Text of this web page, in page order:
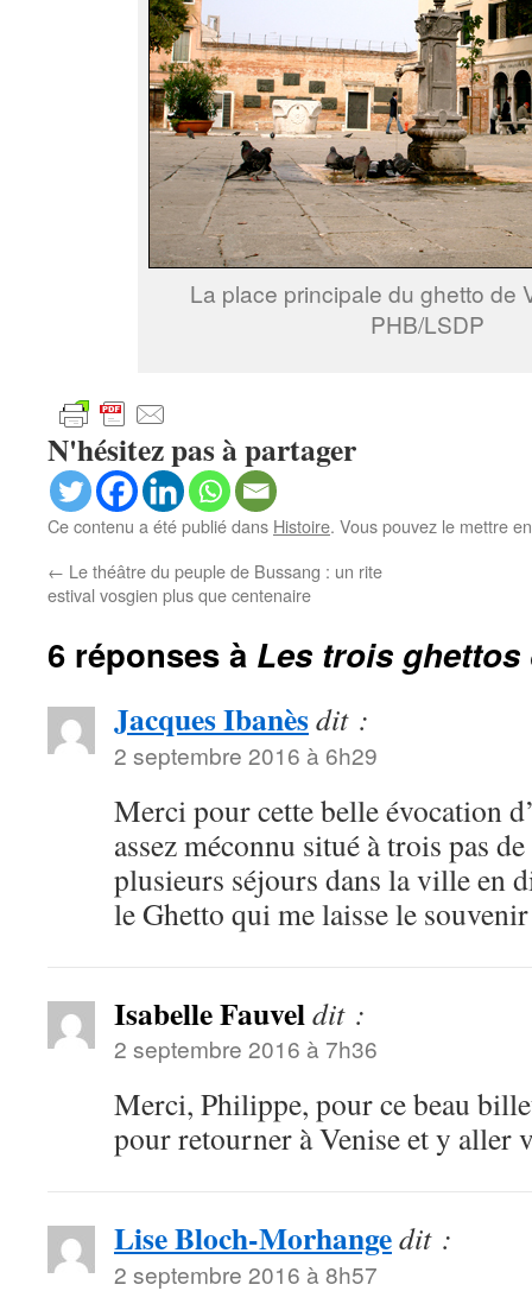
La place principale du ghetto de
PHB/LSDP
N'hésitez pas à partager
Ce contenu a été publié dans Histoire. Vous pouvez le mettre
← Le théâtre du peuple de Bussang : un rite
estival vosgien plus que centenaire
6 réponses à Les trois ghettos
Jacques Ibanèsdit :
2 septembre 2016 à 6h29
Merci pour cette belle évocation
assez méconnu situé à trois pas
plusieurs séjours dans la ville en
le Ghetto qui me laisse le
Isabelle Fauveldit :
2 septembre 2016 à 7h36
Merci, Philippe, pour ce beau
pour retourner à Venise et y
Lise Bloch-Morhangedit :
2 septembre 2016 à 8h57